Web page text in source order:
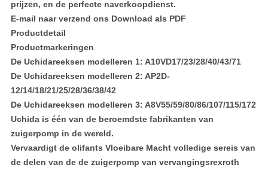
prijzen, en de perfecte naverkoopdienst.
E-mail naar verzend ons Download als PDF
Productdetail
Productmarkeringen
De Uchidareeksen modelleren 1: A10VD17/23/28/40/43/71
De Uchidareeksen modelleren 2: AP2D-
12/14/18/21/25/28/36/38/42
De Uchidareeksen modelleren 3: A8V55/59/80/86/107/115/172
Uchida is één van de beroemdste fabrikanten van
zuigerpomp in de wereld.
Vervaardigt de olifants Vloeibare Macht volledige sereis van
de delen van de de zuigerpomp van vervangingsrexroth